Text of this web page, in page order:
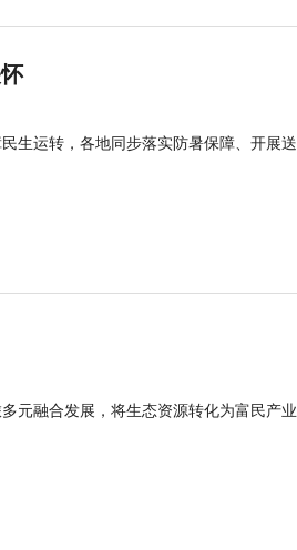
生运转，各地同步落实防暑保障、开展
元融合发展，将生态资源转化为富民产